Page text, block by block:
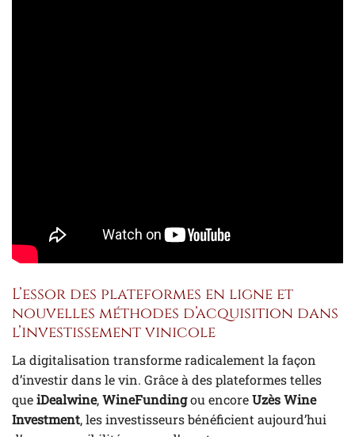
L’essor des plateformes en ligne et
nouvelles méthodes d’acquisition dans
l’investissement vinicole
La digitalisation transforme radicalement la façon
d’investir dans le vin. Grâce à des plateformes telles
queiDealwine,WineFundingou encoreUzès Wine
Investment, les investisseurs bénéficient aujourd’hui